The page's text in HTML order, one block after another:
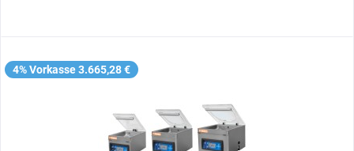
4% Vorkasse 3.665,28 €